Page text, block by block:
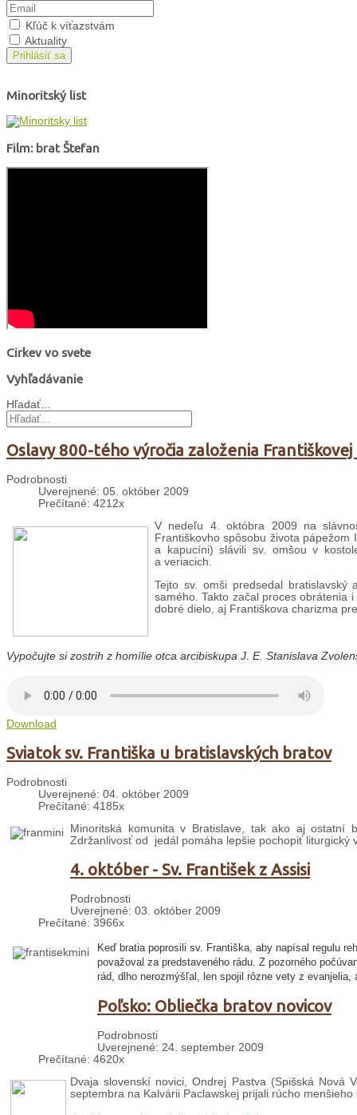
Kľúč k víťazstvám
Aktuality
Prihlásiť sa
Minoritský list
Film: brat Štefan
Cirkev vo svete
Vyhľadávanie
Hľadať...
Oslavy 800-tého výročia založenia Františkovej
Podrobnosti
Uverejnené: 05. október 2009
Prečítané: 4212x
V nedeľu 4. októbra 2009 na
Františkovho spôsobu života
a kapucíni) slávili sv. omšou v
a veriacich.
Tejto sv. omši predsedal
samého. Takto začal proces obrátenia
dobré dielo, aj Františkova charizma
Vypočujte si zostrih z homílie otca arcibiskupa J. E. Stanislava
Download
Sviatok sv. Františka u bratislavských bratov
Podrobnosti
Uverejnené: 04. október 2009
Prečítané: 4185x
Minoritská komunita v Bratislave, tak ako aj ostatní
Zdržanlivosť od jedál pomáha lepšie pochopiť liturgický
4. október - Sv. František z Assisi
Podrobnosti
Uverejnené: 03. október 2009
Prečítané: 3966x
Keď bratia poprosili sv. Františka, aby napísal regulu
považoval za predstaveného rádu. Z pozorného
rád, dlho nerozmýšľal, len spojil rôzne vety z evanjelia,
Poľsko: Obliečka bratov novicov
Podrobnosti
Uverejnené: 24. september 2009
Prečítané: 4620x
Dvaja slovenskí novici, Ondrej Pastva (Spišská
septembra na Kalvárii Paclawskej prijali rúcho menšieho